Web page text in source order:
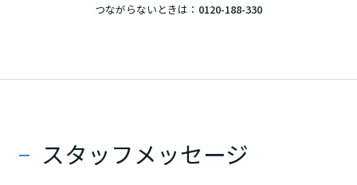
つながらないときは： 0120-188-330
スタッフメッセージ
広島県
山口県